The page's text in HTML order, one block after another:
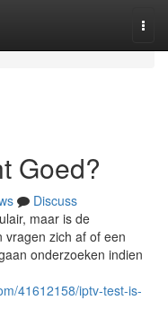
Goed?
Discuss
maar is de
vragen zich af of een
onderzoeken indien
41612158/iptv-test-is-